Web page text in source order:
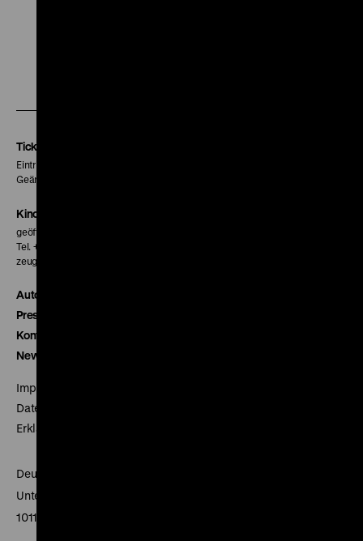
Tickets
Eintritt 5 €
Geänderte Preise sind im Programm vermerkt.
Kinokasse
geöffnet 30 Minuten vor Beginn der ersten Vorstellung
Tel. + 49 30 20304-770
zeughauskino@dhm.de
Autor*innen
Presse
Kontakt
Newsletter
Impressum
Datenschutz
Erklärung digitale Barrierefreiheit
Deutsches Historisches Museum
Unter den Linden 2
10117 Berlin